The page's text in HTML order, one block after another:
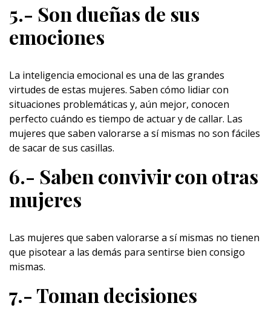
5.- Son dueñas de sus
emociones
La inteligencia emocional es una de las grandes
virtudes de estas mujeres. Saben cómo lidiar con
situaciones problemáticas y, aún mejor, conocen
perfecto cuándo es tiempo de actuar y de callar. Las
mujeres que saben valorarse a sí mismas no son fáciles
de sacar de sus casillas.
6.- Saben convivir con otras
mujeres
Las mujeres que saben valorarse a sí mismas no tienen
que pisotear a las demás para sentirse bien consigo
mismas.
7.- Toman decisiones